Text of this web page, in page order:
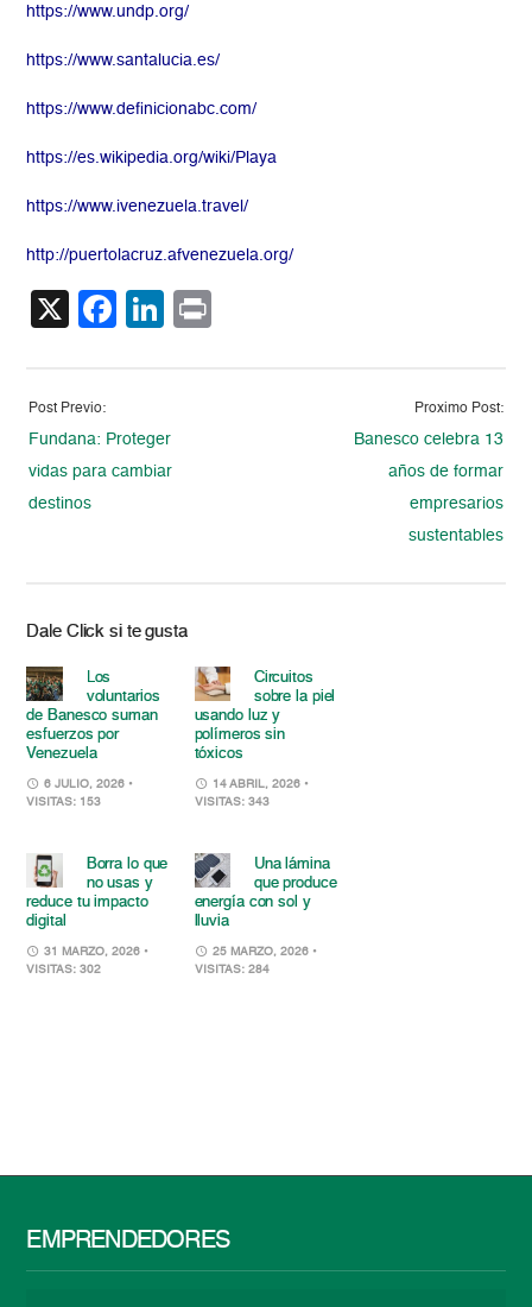
https://www.undp.org/
https://www.santalucia.es/
https://www.definicionabc.com/
https://es.wikipedia.org/wiki/Playa
https://www.ivenezuela.travel/
http://puertolacruz.afvenezuela.org/
X Facebook
LinkedIn
Post Previo:
Fundana: Proteger
vidas para cambiar
destinos
Proximo Post:
Banesco celebra 13
años de formar
empresarios
sustentables
Dale Click si te gusta
Los
voluntarios
de Banesco suman
esfuerzos por
Venezuela
6 JULIO, 2026 •
VISITAS: 153
Circuitos
sobre la piel
usando luz y
polímeros sin
tóxicos
14 ABRIL, 2026 •
VISITAS: 343
Borra lo que
no usas y
reduce tu impacto
digital
31 MARZO, 2026 •
VISITAS: 302
Una lámina
que produce
energía con sol y
lluvia
25 MARZO, 2026 •
VISITAS: 284
EMPRENDEDORES